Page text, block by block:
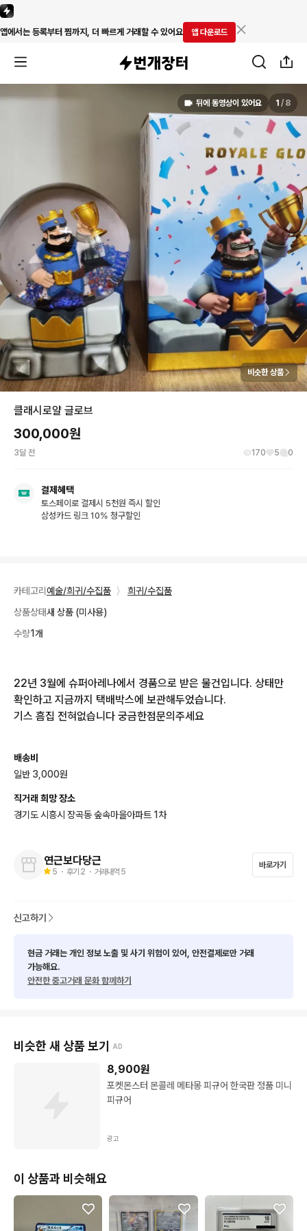
앱에서는 등록부터 찜까지, 더 빠르게 거래할 수 있어요 앱 다운로드
뒤에 동영상이 있어요 1 / 8
비슷한 상품
클래시로얄 글로브
300,000원
3달 전 170 5 0
결제혜택
토스페이로 결제시 5천원 즉시 할인
삼성카드 링크 10% 청구할인
카테고리 예술/희귀/수집품 〉
희귀/수집품
상품상태새 상품 (미사용)
수량1개
22년 3월에 슈퍼아레나에서 경품으로 받은 물건입니다. 상태만
확인하고 지금까지 택배박스에 보관해두었습니다.
기스 흠집 전혀없습니다 궁금한점문의주세요
배송비
일반 3,000원
직거래 희망 장소
경기도 시흥시 장곡동 숲속마을아파트 1차
연근보다당근
5 ・ 후기 2 ・ 거래내역 5
바로가기
신고하기
현금 거래는 개인 정보 노출 및 사기 위험이 있어, 안전결제로만 거래
가능해요.
안전한 중고거래 문화 함께하기
비슷한 새 상품 보기 AD
8,900원
포켓몬스터 몬콜레 메타몽 피규어 한국판 정품 미니
피규어
광고
이 상품과 비슷해요